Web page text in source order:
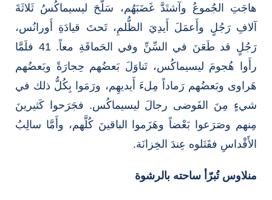
هاجَتِ الجُموعُ وآشتَدَّ غَضَبَهُم، سَلَّحَ ليسيماكُسُ ثَلاثَةَ
آلافِ رَجُلٍ وأَعمَلَ أَيدِيَ الظُّلمِ، تَحتَ قيادَةِ أَورانُس،
رَجُلٍ قد طَعَنَ في السِّنِّ وفي الحَماقَةِ معاً. 41 فلَمَّا
رأَوا هُجومَ ليسيماكُس، تَناوَلَ بَعضُهم حِجارَةً وبَعضُهم
هَراوى وبَعضُهم رَماداً مِلءَ أَيديهِم، ورَمَوا بِكُلُّ ذلك في
شيءٍ مِنَ الفَوضى رجالَ ليسيماكُس. فجَرَحوا كَثيرينَ
مِنهم وصَرَعوا بَعْضاً وهَزَموا الباقينَ كُلَّهم، وأَمَّا سالِبُ
الأَقْداسِ فقَتَلوه عِندَ الخِزانَة.
منلاوس تُبرّأ ساحته بالرشوة